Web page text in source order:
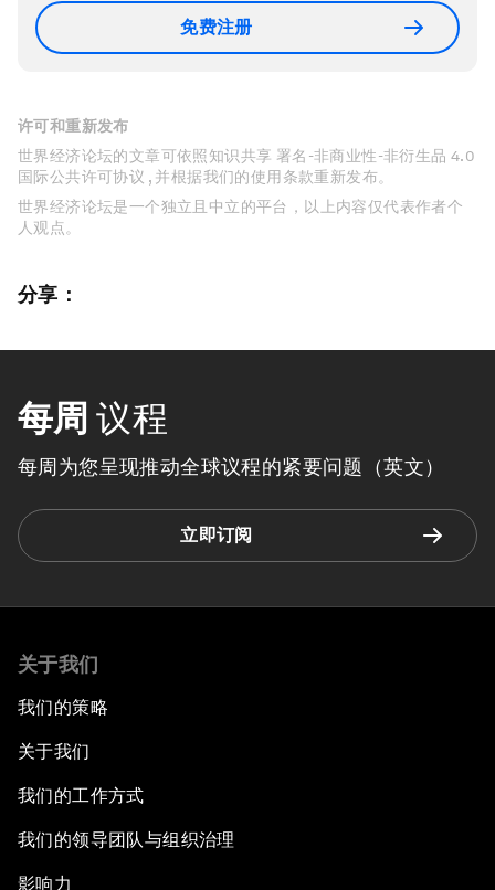
免费注册
许可和重新发布
世界经济论坛的文章可依照知识共享 署名-非商业性-非衍生品 4.0
国际公共许可协议 , 并根据我们的使用条款重新发布。
世界经济论坛是一个独立且中立的平台，以上内容仅代表作者个
人观点。
分享：
每周 议程
每周为您呈现推动全球议程的紧要问题（英文）
立即订阅
关于我们
我们的策略
关于我们
我们的工作方式
我们的领导团队与组织治理
影响力